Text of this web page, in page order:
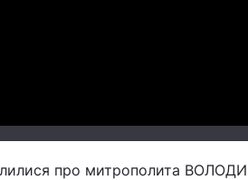
про митрополита